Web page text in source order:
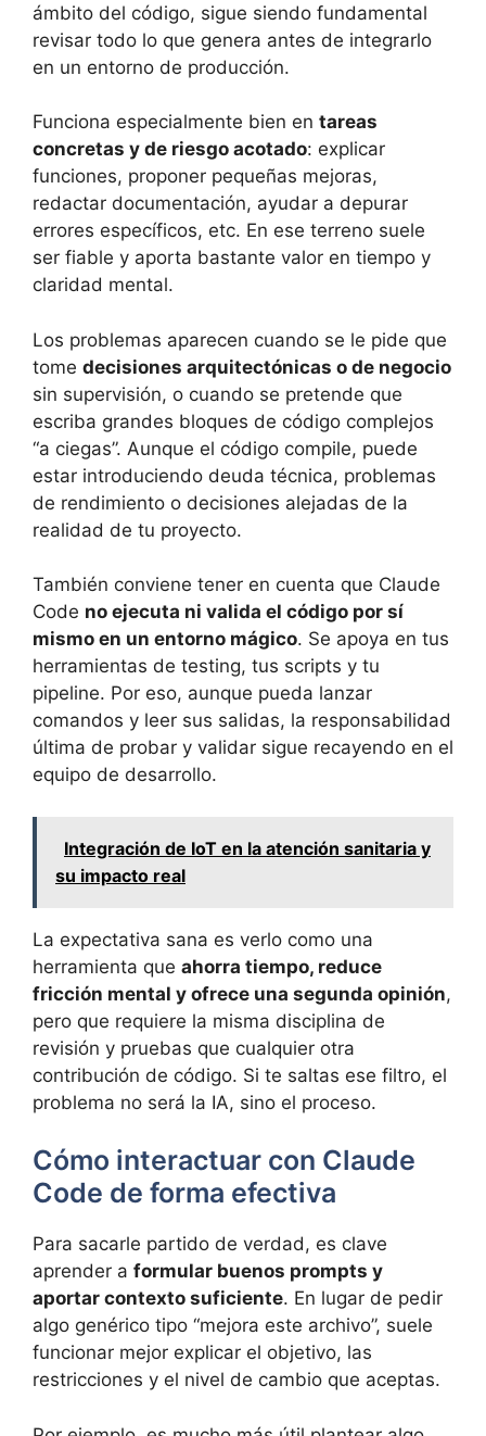
ámbito del código, sigue siendo fundamental
revisar todo lo que genera antes de integrarlo
en un entorno de producción.
Funciona especialmente bien en tareas
concretas y de riesgo acotado: explicar
funciones, proponer pequeñas mejoras,
redactar documentación, ayudar a depurar
errores específicos, etc. En ese terreno suele
ser fiable y aporta bastante valor en tiempo y
claridad mental.
Los problemas aparecen cuando se le pide que
tome decisiones arquitectónicas o de negocio
sin supervisión, o cuando se pretende que
escriba grandes bloques de código complejos
“a ciegas”. Aunque el código compile, puede
estar introduciendo deuda técnica, problemas
de rendimiento o decisiones alejadas de la
realidad de tu proyecto.
También conviene tener en cuenta que Claude
Code no ejecuta ni valida el código por sí
mismo en un entorno mágico. Se apoya en tus
herramientas de testing, tus scripts y tu
pipeline. Por eso, aunque pueda lanzar
comandos y leer sus salidas, la responsabilidad
última de probar y validar sigue recayendo en el
equipo de desarrollo.
Integración de IoT en la atención sanitaria y
su impacto real
La expectativa sana es verlo como una
herramienta que ahorra tiempo, reduce
fricción mental y ofrece una segunda opinión,
pero que requiere la misma disciplina de
revisión y pruebas que cualquier otra
contribución de código. Si te saltas ese filtro, el
problema no será la IA, sino el proceso.
Cómo interactuar con Claude
Code de forma efectiva
Para sacarle partido de verdad, es clave
aprender a formular buenos prompts y
aportar contexto suficiente. En lugar de pedir
algo genérico tipo “mejora este archivo”, suele
funcionar mejor explicar el objetivo, las
restricciones y el nivel de cambio que aceptas.